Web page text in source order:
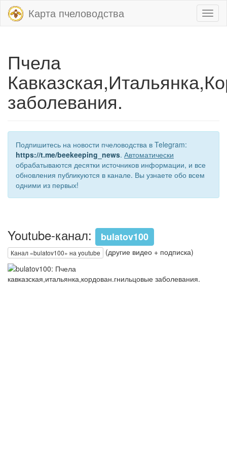
Карта пчеловодства
Пчела
заболевания.
Подпишитесь на новости пчеловодства в Telegram:
https://t.me/beekeeping_news. Автоматически
обрабатываются десятки источников информации, и все
обновления публикуются в канале. Вы узнаете обо всем
одними из первых!
Youtube-канал: bulatov100
Канал «bulatov100» на youtube (другие видео + подписка)